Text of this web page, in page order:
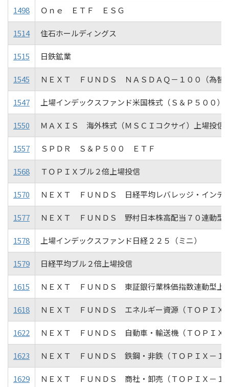
1498 Ｏｎｅ ＥＴＦ ＥＳＧ
1514 住石ホールディングス
1515 日鉄鉱業
1545 ＮＥＸＴ ＦＵＮＤＳ ＮＡＳＤＡＱ－１００（為替
1547 上場インデックスファンド米国株式（Ｓ＆Ｐ５００）
1550 ＭＡＸＩＳ 海外株式（ＭＳＣＩコクサイ）上場投信
1557 ＳＰＤＲ Ｓ＆Ｐ５００ ＥＴＦ
1568 ＴＯＰＩＸブル２倍上場投信
1570 ＮＥＸＴ ＦＵＮＤＳ 日経平均レバレッジ・インデ
1577 ＮＥＸＴ ＦＵＮＤＳ 野村日本株高配当７０連動型
1578 上場インデックスファンド日経２２５（ミニ）
1579 日経平均ブル２倍上場投信
1615 ＮＥＸＴ ＦＵＮＤＳ 東証銀行業株価指数連動型上
1618 ＮＥＸＴ ＦＵＮＤＳ エネルギー資源（ＴＯＰＩＸ
1622 ＮＥＸＴ ＦＵＮＤＳ 自動車・輸送機（ＴＯＰＩＸ
1623 ＮＥＸＴ ＦＵＮＤＳ 鉄鋼・非鉄（ＴＯＰＩＸ－１
1629 ＮＥＸＴ ＦＵＮＤＳ 商社・卸売（ＴＯＰＩＸ－１